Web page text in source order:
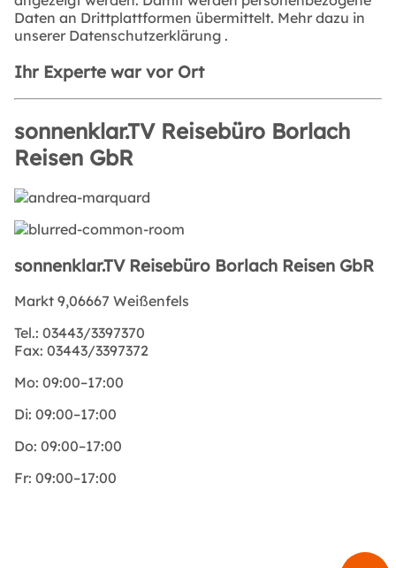
Daten an Drittplattformen übermittelt. Mehr dazu in
unserer Datenschutzerklärung .
Ihr Experte war vor Ort
sonnenklar.TV Reisebüro Borlach
Reisen GbR
sonnenklar.TV Reisebüro Borlach Reisen GbR
Markt 9,06667 Weißenfels
Tel.: 03443/3397370
Fax: 03443/3397372
Mo: 09:00–17:00
Di: 09:00–17:00
Do: 09:00–17:00
Fr: 09:00–17:00